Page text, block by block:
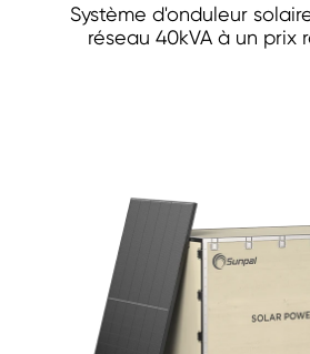
Système d'onduleur
réseau 40kVA à un prix